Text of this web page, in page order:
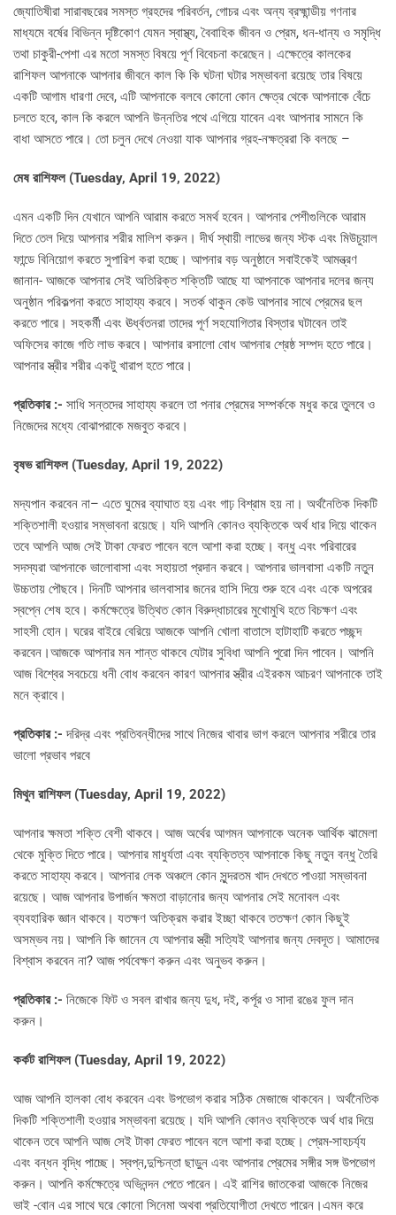
জ্যোতিষীরা সারাবছরের সমস্ত গ্রহদের পরিবর্তন, গোচর এবং অন্য ব্রহ্মান্ডীয় গণনার
মাধ্যমে বর্ষের বিভিন্ন দৃষ্টিকোণ যেমন স্বাস্থ্য, বৈবাহিক জীবন ও প্রেম, ধন-ধান্য ও সমৃদ্ধি
তথা চাকুরী-পেশা এর মতো সমস্ত বিষয়ে পূর্ণ বিবেচনা করেছেন। এক্ষেত্রে কালকের
রাশিফল আপনাকে আপনার জীবনে কাল কি কি ঘটনা ঘটার সম্ভাবনা রয়েছে তার বিষয়ে
একটি আগাম ধারণা দেবে, এটি আপনাকে বলবে কোনো কোন ক্ষেত্র থেকে আপনাকে বেঁচে
চলতে হবে, কাল কি করলে আপনি উন্নতির পথে এগিয়ে যাবেন এবং আপনার সামনে কি
বাধা আসতে পারে। তো চলুন দেখে নেওয়া যাক আপনার গ্রহ-নক্ষত্ররা কি বলছে –
মেষ রাশিফল (Tuesday, April 19, 2022)
এমন একটি দিন যেখানে আপনি আরাম করতে সমর্থ হবেন। আপনার পেশীগুলিকে আরাম
দিতে তেল দিয়ে আপনার শরীর মালিশ করুন। দীর্ঘ স্থায়ী লাভের জন্য স্টক এবং মিউচুয়াল
ফান্ডে বিনিয়োগ করতে সুপারিশ করা হচ্ছে। আপনার বড় অনুষ্ঠানে সবাইকেই আমন্ত্রণ
জানান- আজকে আপনার সেই অতিরিক্ত শক্তিটি আছে যা আপনাকে আপনার দলের জন্য
অনুষ্ঠান পরিকল্পনা করতে সাহায্য করবে। সতর্ক থাকুন কেউ আপনার সাথে প্রেমের ছল
করতে পারে। সহকর্মী এবং ঊর্ধ্বতনরা তাদের পূর্ণ সহযোগিতার বিস্তার ঘটাবেন তাই
অফিসের কাজে গতি লাভ করবে। আপনার রসালো বোধ আপনার শ্রেষ্ঠ সম্পদ হতে পারে।
আপনার স্ত্রীর শরীর একটু খারাপ হতে পারে।
প্রতিকার :- সাধি সন্তদের সাহায্য করলে তা পনার প্রেমের সম্পর্ককে মধুর করে তুলবে ও
নিজেদের মধ্যে বোঝাপরাকে মজবুত করবে।
বৃষভ রাশিফল (Tuesday, April 19, 2022)
মদ্যপান করবেন না– এতে ঘুমের ব্যাঘাত হয় এবং গাঢ় বিশ্রাম হয় না। অর্থনৈতিক দিকটি
শক্তিশালী হওয়ার সম্ভাবনা রয়েছে। যদি আপনি কোনও ব্যক্তিকে অর্থ ধার দিয়ে থাকেন
তবে আপনি আজ সেই টাকা ফেরত পাবেন বলে আশা করা হচ্ছে। বন্ধু এবং পরিবারের
সদস্যরা আপনাকে ভালোবাসা এবং সহায়তা প্রদান করবে। আপনার ভালবাসা একটি নতুন
উচ্চতায় পৌছবে। দিনটি আপনার ভালবাসার জনের হাসি দিয়ে শুরু হবে এবং একে অপরের
স্বপ্নে শেষ হবে। কর্মক্ষেত্রে উত্থিত কোন বিরুদ্ধাচারের মুখোমুখি হতে বিচক্ষণ এবং
সাহসী হোন। ঘরের বাইরে বেরিয়ে আজকে আপনি খোলা বাতাসে হাটাহাটি করতে পচ্ছন্দ
করবেন।আজকে আপনার মন শান্ত থাকবে যেটার সুবিধা আপনি পুরো দিন পাবেন। আপনি
আজ বিশ্বের সবচেয়ে ধনী বোধ করবেন কারণ আপনার স্ত্রীর এইরকম আচরণ আপনাকে তাই
মনে ক্রাবে।
প্রতিকার :- দরিদ্র এবং প্রতিবন্ধীদের সাথে নিজের খাবার ভাগ করলে আপনার শরীরে তার
ভালো প্রভাব পরবে
মিথুন রাশিফল (Tuesday, April 19, 2022)
আপনার ক্ষমতা শক্তি বেশী থাকবে। আজ অর্থের আগমন আপনাকে অনেক আর্থিক ঝামেলা
থেকে মুক্তি দিতে পারে। আপনার মাধুর্যতা এবং ব্যক্তিত্ব আপনাকে কিছু নতুন বন্ধু তৈরি
করতে সাহায্য করবে। আপনার লেক অঞ্চলে কোন সুন্দরতম খাদ দেখতে পাওয়া সম্ভাবনা
রয়েছে। আজ আপনার উপার্জন ক্ষমতা বাড়ানোর জন্য আপনার সেই মনোবল এবং
ব্যবহারিক জ্ঞান থাকবে। যতক্ষণ অতিক্রম করার ইচ্ছা থাকবে ততক্ষণ কোন কিছুই
অসম্ভব নয়। আপনি কি জানেন যে আপনার স্ত্রী সত্যিই আপনার জন্য দেবদূত। আমাদের
বিশ্বাস করবেন না? আজ পর্যবেক্ষণ করুন এবং অনুভব করুন।
প্রতিকার :- নিজেকে ফিট ও সবল রাখার জন্য দুধ, দই, কর্পূর ও সাদা রঙের ফুল দান
করুন।
কর্কট রাশিফল (Tuesday, April 19, 2022)
আজ আপনি হালকা বোধ করবেন এবং উপভোগ করার সঠিক মেজাজে থাকবেন। অর্থনৈতিক
দিকটি শক্তিশালী হওয়ার সম্ভাবনা রয়েছে। যদি আপনি কোনও ব্যক্তিকে অর্থ ধার দিয়ে
থাকেন তবে আপনি আজ সেই টাকা ফেরত পাবেন বলে আশা করা হচ্ছে। প্রেম-সাহচর্য্য
এবং বন্ধন বৃদ্ধি পাচ্ছে। স্বপ্ন,দুশ্চিন্তা ছাড়ুন এবং আপনার প্রেমের সঙ্গীর সঙ্গ উপভোগ
করুন। আপনি কর্মক্ষেত্রে অভিনন্দন পেতে পারেন। এই রাশির জাতকেরা আজকে নিজের
ভাই -বোন এর সাথে ঘরে কোনো সিনেমা অথবা প্রতিযোগীতা দেখতে পারেন।এমন করে